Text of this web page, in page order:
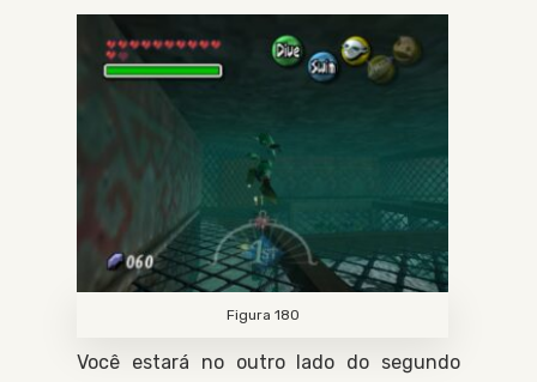
Figura 180
Você estará no outro lado do segundo